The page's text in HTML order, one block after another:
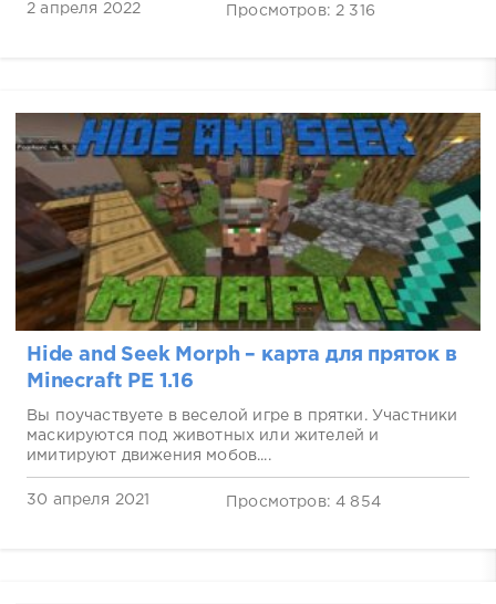
2 апреля 2022 Просмотров: 2 316
Hide and Seek Morph – карта для пряток в
Minecraft PE 1.16
Вы поучаствуете в веселой игре в прятки. Участники
маскируются под животных или жителей и
имитируют движения мобов....
30 апреля 2021 Просмотров: 4 854